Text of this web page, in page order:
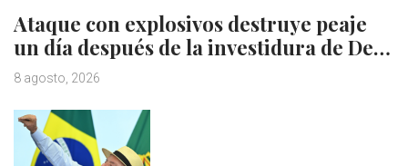
Ataque con explosivos destruye peaje
un día después de la investidura de De…
8 agosto, 2026